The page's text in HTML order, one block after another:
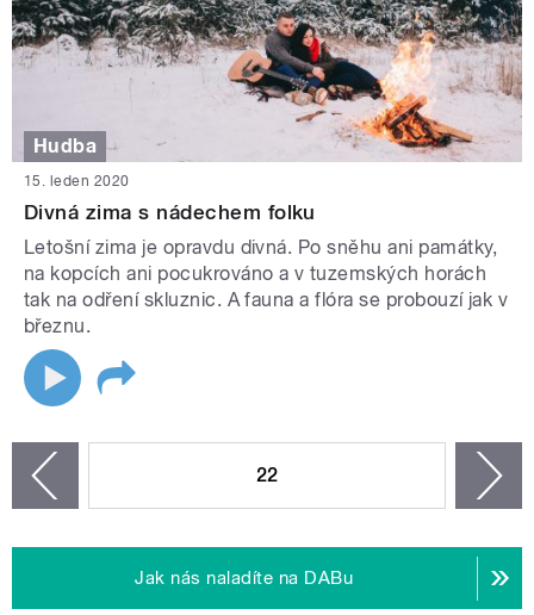
Hudba
15. leden 2020
Divná zima s nádechem folku
Letošní zima je opravdu divná. Po sněhu ani památky,
na kopcích ani pocukrováno a v tuzemských horách
tak na odření skluznic. A fauna a flóra se probouzí jak v
březnu.
22
Jak nás naladíte na DABu